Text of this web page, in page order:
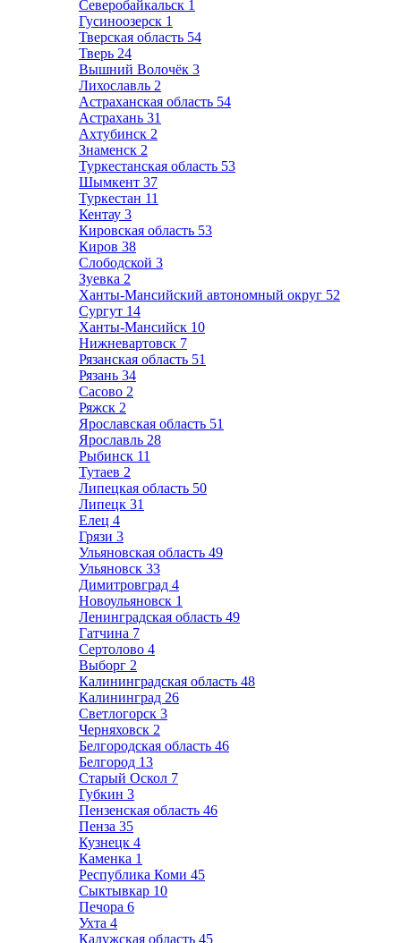
Северобайкальск 1
Гусиноозерск 1
Тверская область 54
Тверь 24
Вышний Волочёк 3
Лихославль 2
Астраханская область 54
Астрахань 31
Ахтубинск 2
Знаменск 2
Туркестанская область 53
Шымкент 37
Туркестан 11
Кентау 3
Кировская область 53
Киров 38
Слободской 3
Зуевка 2
Ханты-Мансийский автономный округ 52
Сургут 14
Ханты-Мансийск 10
Нижневартовск 7
Рязанская область 51
Рязань 34
Сасово 2
Ряжск 2
Ярославская область 51
Ярославль 28
Рыбинск 11
Тутаев 2
Липецкая область 50
Липецк 31
Елец 4
Грязи 3
Ульяновская область 49
Ульяновск 33
Димитровград 4
Новоульяновск 1
Ленинградская область 49
Гатчина 7
Сертолово 4
Выборг 2
Калининградская область 48
Калининград 26
Светлогорск 3
Черняховск 2
Белгородская область 46
Белгород 13
Старый Оскол 7
Губкин 3
Пензенская область 46
Пенза 35
Кузнецк 4
Каменка 1
Республика Коми 45
Сыктывкар 10
Печора 6
Ухта 4
Калужская область 45